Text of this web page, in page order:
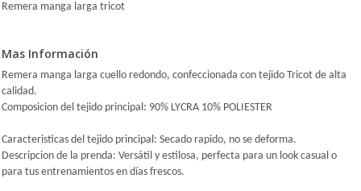
Remera manga larga tricot
Mas Información
Remera manga larga cuello redondo, confeccionada con tejido Tricot de alta
calidad.
Composicion del tejido principal: 90% LYCRA 10% POLIESTER
Caracteristicas del tejido principal: Secado rapido, no se deforma.
Descripcion de la prenda: Versátil y estilosa, perfecta para un look casual o
para tus entrenamientos en días frescos.